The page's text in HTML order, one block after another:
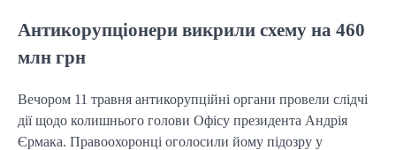
Антикорупціонери викрили схему на 460
млн грн
Вечором 11 травня антикорупційні органи провели слідчі
дії щодо колишнього голови Офісу президента Андрія
Єрмака. Правоохоронці оголосили йому підозру у